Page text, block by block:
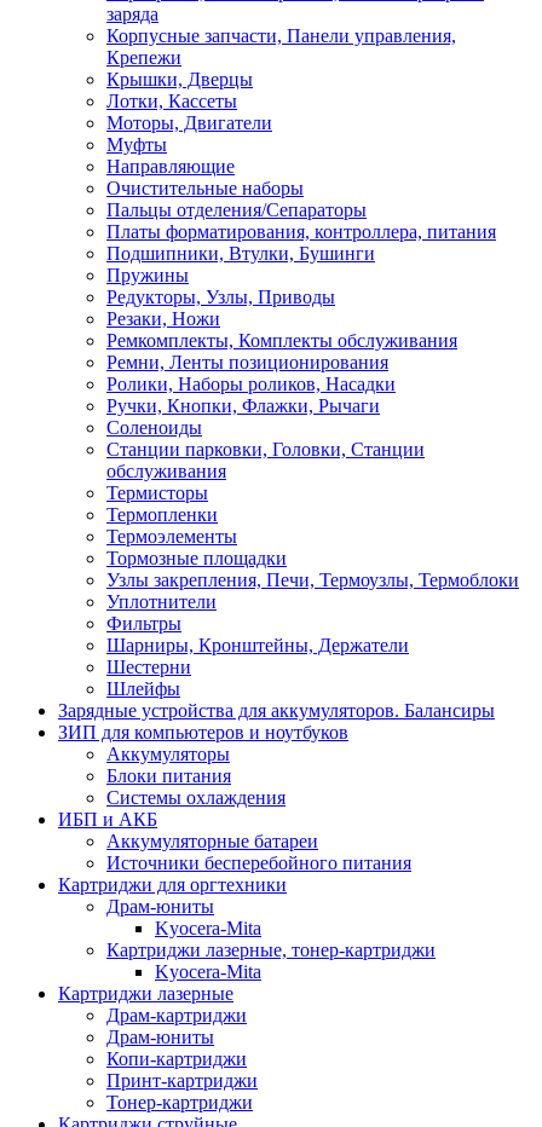
заряда
Корпусные запчасти, Панели управления,
Крепежи
Крышки, Дверцы
Лотки, Кассеты
Моторы, Двигатели
Муфты
Направляющие
Очистительные наборы
Пальцы отделения/Сепараторы
Платы форматирования, контроллера, питания
Подшипники, Втулки, Бушинги
Пружины
Редукторы, Узлы, Приводы
Резаки, Ножи
Ремкомплекты, Комплекты обслуживания
Ремни, Ленты позиционирования
Ролики, Наборы роликов, Насадки
Ручки, Кнопки, Флажки, Рычаги
Соленоиды
Станции парковки, Головки, Станции
обслуживания
Термисторы
Термопленки
Термоэлементы
Тормозные площадки
Узлы закрепления, Печи, Термоузлы, Термоблоки
Уплотнители
Фильтры
Шарниры, Кронштейны, Держатели
Шестерни
Шлейфы
Зарядные устройства для аккумуляторов. Балансиры
ЗИП для компьютеров и ноутбуков
Аккумуляторы
Блоки питания
Системы охлаждения
ИБП и АКБ
Аккумуляторные батареи
Источники бесперебойного питания
Картриджи для оргтехники
Драм-юниты
Kyocera-Mita
Картриджи лазерные, тонер-картриджи
Kyocera-Mita
Картриджи лазерные
Драм-картриджи
Драм-юниты
Копи-картриджи
Принт-картриджи
Тонер-картриджи